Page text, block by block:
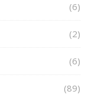
(6)
(2)
(6)
(89)